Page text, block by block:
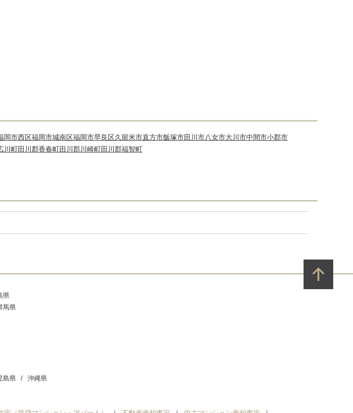
岡市西区福岡市城南区福岡市早良区久留米市直方市飯塚市田川市八女市大川市中間市小郡市
川町田川郡香春町田川郡川崎町田川郡福智町
県
馬県
島県 沖縄県